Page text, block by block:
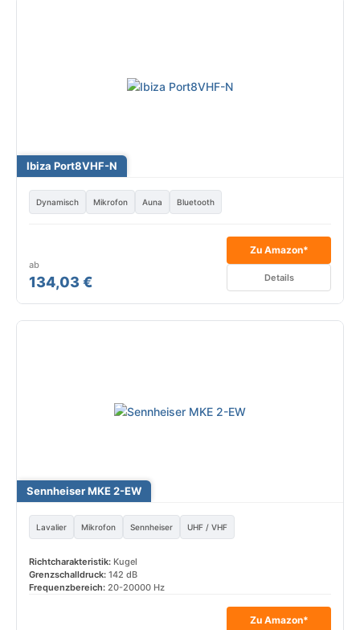
Ibiza Port8VHF-N
Dynamisch Mikrofon Auna Bluetooth
ab
134,03 €
Zu Amazon*
Details
Sennheiser MKE 2-EW
Lavalier Mikrofon Sennheiser UHF / VHF
Richtcharakteristik: Kugel
Grenzschalldruck: 142 dB
Frequenzbereich: 20-20000 Hz
Zu Amazon*